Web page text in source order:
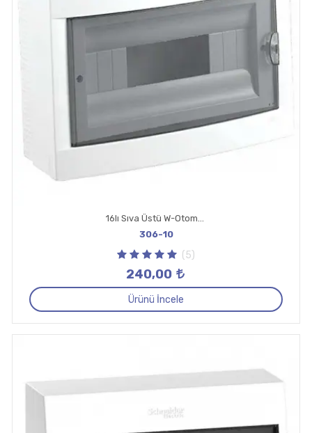
16lı Sıva Üstü W-Otomat Kutusu
306-10
(5)
240,00
Ürünü İncele